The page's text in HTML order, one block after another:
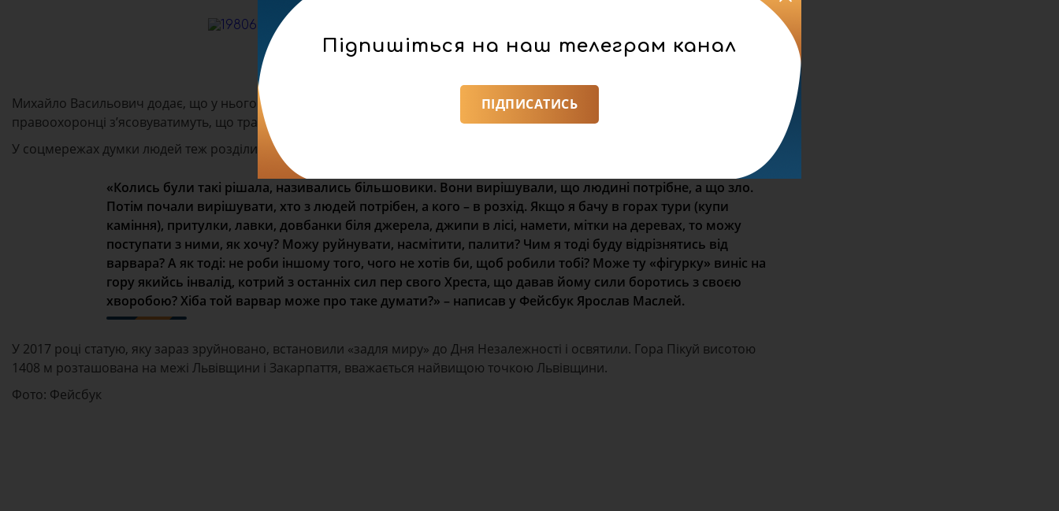
Михайло Васильович додає, що у нього просили фотографії зруйнованої статуї, аби передати поліцейським. Саме
правоохоронці з’ясовуватимуть, що трапилося насправді.
У соцмережах думки людей теж розділилися.
«Колись були такі рішала, називались більшовики. Вони вирішували, що людині потрібне, а що зло.
Потім почали вирішувати, хто з людей потрібен, а кого – в розхід. Якщо я бачу в горах тури (купи
каміння), притулки, лавки, довбанки біля джерела, джипи в лісі, намети, мітки на деревах, то можу
поступати з ними, як хочу? Можу руйнувати, насмітити, палити? Чим я тоді буду відрізнятись від
варвара? А як тоді: не роби іншому того, чого не хотів би, щоб робили тобі? Може ту «фігурку» виніс на
гору якийсь інвалід, котрий з останніх сил пер свого Хреста, що давав йому сили боротись з своєю
хворобою? Хіба той варвар може про таке думати?» – написав у Фейсбук Ярослав Маслей.
У 2017 році статую, яку зараз зруйновано, встановили «задля миру» до Дня Незалежності і освятили. Гора Пікуй висотою
1408 м розташована на межі Львівщини і Закарпаття, вважається найвищою точкою Львівщини.
Фото: Фейсбук
Підпишіться на наш телеграм канал
ПІДПИСАТИСЬ